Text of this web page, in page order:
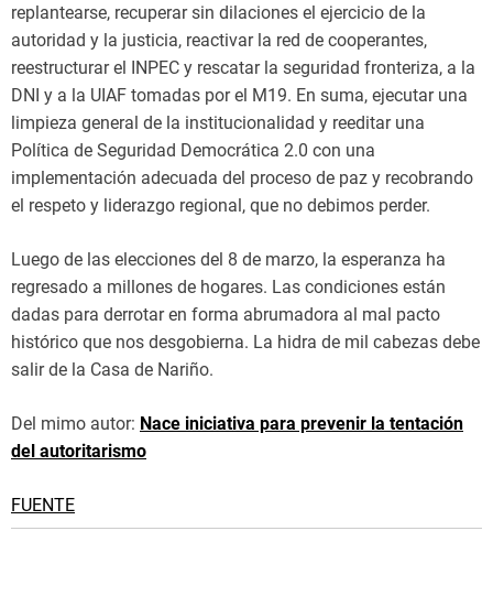
replantearse, recuperar sin dilaciones el ejercicio de la
autoridad y la justicia, reactivar la red de cooperantes,
reestructurar el INPEC y rescatar la seguridad fronteriza, a la
DNI y a la UIAF tomadas por el M19. En suma, ejecutar una
limpieza general de la institucionalidad y reeditar una
Política de Seguridad Democrática 2.0 con una
implementación adecuada del proceso de paz y recobrando
el respeto y liderazgo regional, que no debimos perder.
Luego de las elecciones del 8 de marzo, la esperanza ha
regresado a millones de hogares. Las condiciones están
dadas para derrotar en forma abrumadora al mal pacto
histórico que nos desgobierna. La hidra de mil cabezas debe
salir de la Casa de Nariño.
Del mimo autor: Nace iniciativa para prevenir la tentación
del autoritarismo
FUENTE